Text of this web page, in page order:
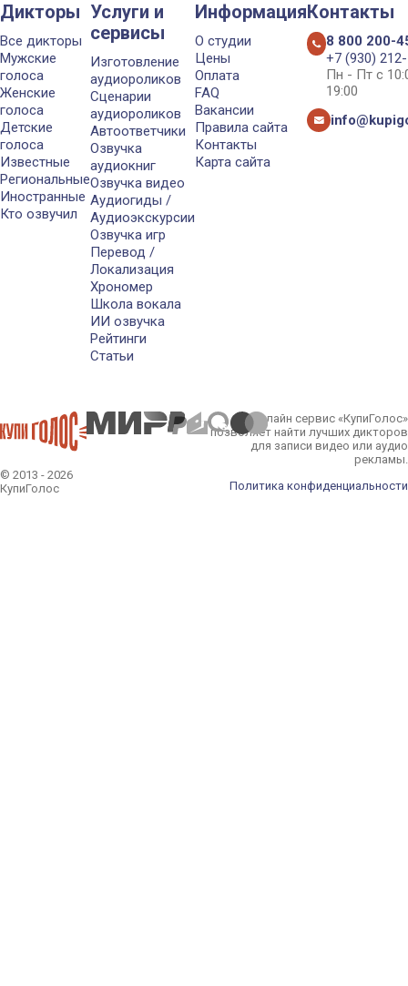
Дикторы
Все дикторы
Мужские
голоса
Женские
голоса
Детские
голоса
Известные
Региональные
Иностранные
Кто озвучил
Услуги и
сервисы
Изготовление
аудиороликов
Сценарии
аудиороликов
Автоответчики
Озвучка
аудиокниг
Озвучка видео
Аудиогиды /
Аудиоэкскурсии
Озвучка игр
Перевод /
Локализация
Хрономер
Школа вокала
ИИ озвучка
Рейтинги
Статьи
Информация
О студии
Цены
Оплата
FAQ
Вакансии
Правила сайта
Контакты
Карта сайта
Контакты
8 800 200-
+7 (930)
Пн - Пт с
19:00
© 2013 - 2026
КупиГолос
Онлайн сервис «КупиГолос»
позволяет найти лучших дикторов
для записи видео или аудио
рекламы.
Политика конфиденциальности